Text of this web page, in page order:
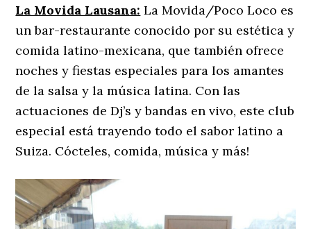
La Movida Lausana: La Movida/Poco Loco es
un bar-restaurante conocido por su estética y
comida latino-mexicana, que también ofrece
noches y fiestas especiales para los amantes
de la salsa y la música latina. Con las
actuaciones de Dj’s y bandas en vivo, este club
especial está trayendo todo el sabor latino a
Suiza. Cócteles, comida, música y más!